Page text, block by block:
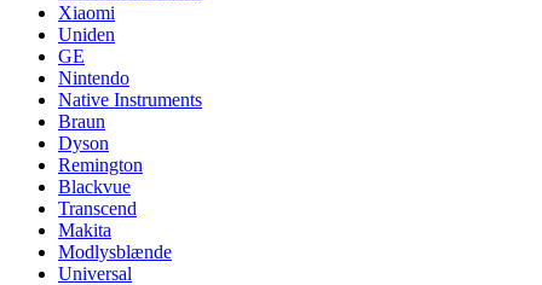
Xiaomi
Uniden
GE
Nintendo
Native Instruments
Braun
Dyson
Remington
Blackvue
Transcend
Makita
Modlysblænde
Universal